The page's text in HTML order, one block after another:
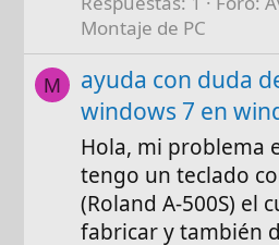
Montaje de PC
M
ayuda con duda
windows 7 en
Hola, mi problema
tengo un teclado
(Roland A-500S) el
fabricar y también